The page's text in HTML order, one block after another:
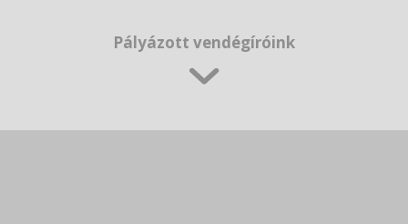
Pályázott vendégíróink